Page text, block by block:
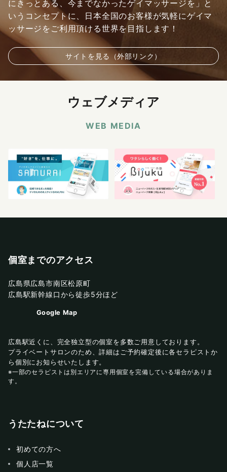
にきっとある、今までなかったゲイマッサージを」と
いうコンセプトに、日本全国のお客様が気軽にゲイマ
ッサージをご利用頂ける世界を目指します！
サイトを見る（外部リンク）
ウェブメディア
WEB MEDIA
個室までのアクセス
広島県広島市南区松原町
広島駅新幹線口から徒歩5分ほど
Google Map
広島駅近くに、完全独立型の個室を多数ご用意しております。
プライベートサロンのため、詳細はご予約確定後に各セラピストか
ら個別にお知らせいたします。
※一部のセラピストは別エリアに専用個室を完備している場合がありま
す。
うたたねについて
初めての方へ
個人店一覧